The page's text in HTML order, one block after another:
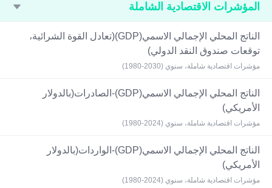
المؤشرات الاقتصادية الشاملة
الناتج المحلي الإجمالي الاسمي(GDP)(تعادل القوة الشرائية،
توقعات صندوق النقد الدولي)
مؤشرات اقتصادية شاملة، سنوي (2030-1980)
الناتج المحلي الإجمالي الاسمي(GDP)-الصادرات(بالدولار
الأمريكي)
مؤشرات اقتصادية شاملة، سنوي (2024-1980)
الناتج المحلي الإجمالي الاسمي(GDP)-الواردات(بالدولار
الأمريكي)
مؤشرات اقتصادية شاملة، سنوي (2024-1980)